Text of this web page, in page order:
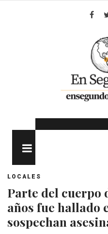
LOCALES
Parte del cuerpo
años fue hallado
sospechan